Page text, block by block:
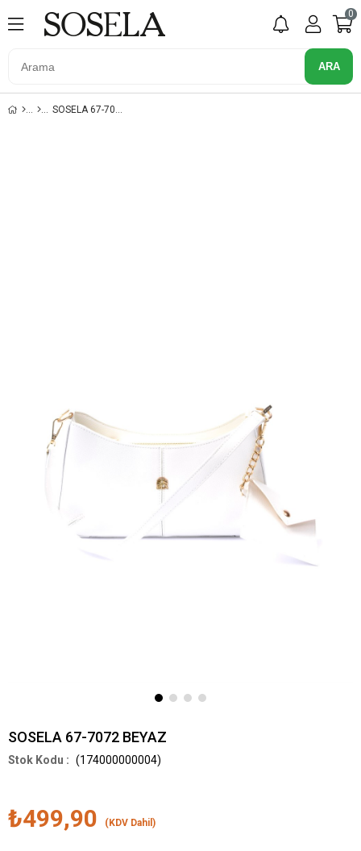
0
SOSELA 67-7072 BEYAZ
SOSELA 67-7072 BEYAZ
(174000000004)
₺499,90 (KDV Dahil)